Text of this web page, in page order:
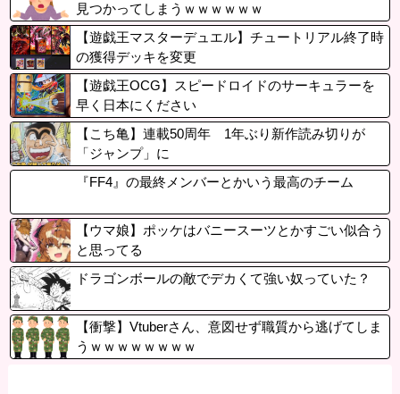
見つかってしまうｗｗｗｗｗｗ
【遊戯王マスターデュエル】チュートリアル終了時
の獲得デッキを変更
【遊戯王OCG】スピードロイドのサーキュラーを
早く日本にください
【こち亀】連載50周年 1年ぶり新作読み切りが
「ジャンプ」に
『FF4』の最終メンバーとかいう最高のチーム
【ウマ娘】ポッケはバニースーツとかすごい似合う
と思ってる
ドラゴンボールの敵でデカくて強い奴っていた？
【衝撃】Vtuberさん、意図せず職質から逃げてしま
うｗｗｗｗｗｗｗｗ